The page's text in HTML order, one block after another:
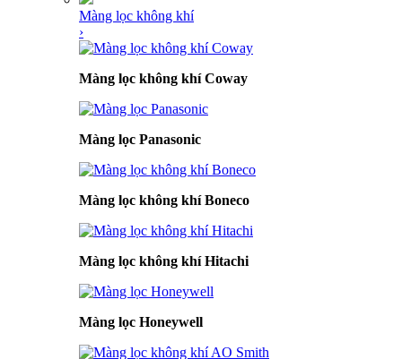
Màng lọc không khí
›
Màng lọc không khí Coway
Màng lọc Panasonic
Màng lọc không khí Boneco
Màng lọc không khí Hitachi
Màng lọc Honeywell